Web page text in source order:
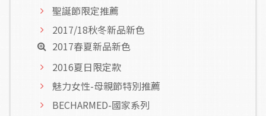
聖誕節限定推薦
2017/18秋冬新品新色
2017春夏新品新色
2016夏日限定款
魅力女性-母親節特別推薦
BECHARMED-國家系列